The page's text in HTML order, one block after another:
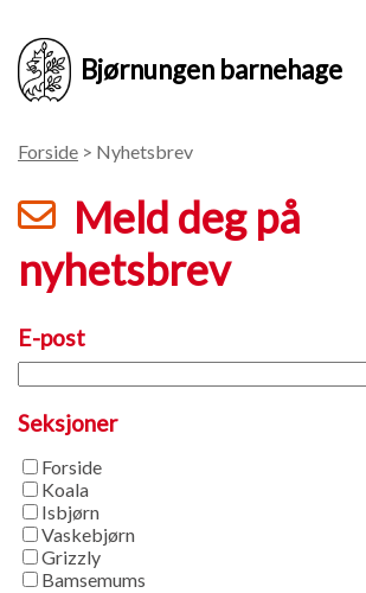
Bjørnungen barnehage
Forside > Nyhetsbrev
Meld deg på
nyhetsbrev
E-post
Seksjoner
Forside
Koala
Isbjørn
Vaskebjørn
Grizzly
Bamsemums